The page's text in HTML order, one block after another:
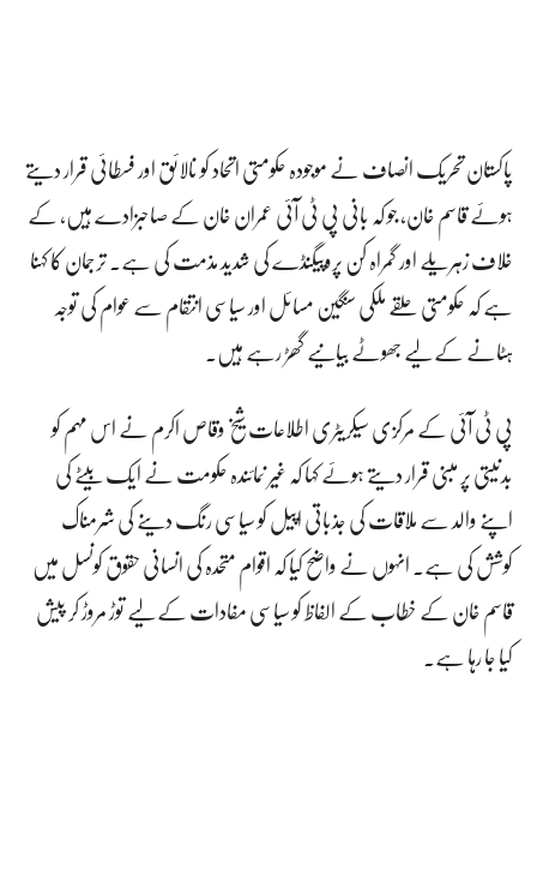
پاکستان تحریک انصاف نے موجودہ حکومتی اتحاد کو نالائق اور فسطائی قرار دیتے
ہوئے قاسم خان، جو کہ بانی پی ٹی آئی عمران خان کے صاحبزادے ہیں، کے
خلاف زہریلے اور گمراہ کن پروپیگنڈے کی شدید مذمت کی ہے۔ ترجمان کا کہنا
ہے کہ حکومتی حلقے ملکی سنگین مسائل اور سیاسی انتقام سے عوام کی توجہ
ہٹانے کے لیے جھوٹے بیانیے گھڑ رہے ہیں۔
پی ٹی آئی کے مرکزی سیکریٹری اطلاعات شیخ وقاص اکرم نے اس مہم کو
بدنیتی پر مبنی قرار دیتے ہوئے کہا کہ غیر نمائندہ حکومت نے ایک بیٹے کی
اپنے والد سے ملاقات کی جذباتی اپیل کو سیاسی رنگ دینے کی شرمناک
کوشش کی ہے۔ انہوں نے واضح کیا کہ اقوام متحدہ کی انسانی حقوق کونسل میں
قاسم خان کے خطاب کے الفاظ کو سیاسی مفادات کے لیے توڑ مروڑ کر پیش
کیا جا رہا ہے۔